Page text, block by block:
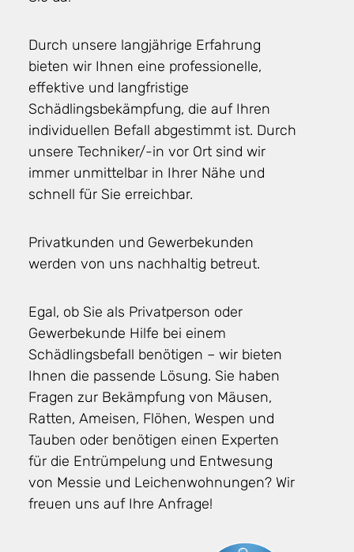
Durch unsere langjährige Erfahrung
bieten wir Ihnen eine professionelle,
effektive und langfristige
Schädlingsbekämpfung, die auf Ihren
individuellen Befall abgestimmt ist. Durch
unsere Techniker/-in vor Ort sind wir
immer unmittelbar in Ihrer Nähe und
schnell für Sie erreichbar.
Privatkunden und Gewerbekunden
werden von uns nachhaltig betreut.
Egal, ob Sie als Privatperson oder
Gewerbekunde Hilfe bei einem
Schädlingsbefall benötigen – wir bieten
Ihnen die passende Lösung. Sie haben
Fragen zur Bekämpfung von Mäusen,
Ratten, Ameisen, Flöhen, Wespen und
Tauben oder benötigen einen Experten
für die Entrümpelung und Entwesung
von Messie und Leichenwohnungen? Wir
freuen uns auf Ihre Anfrage!